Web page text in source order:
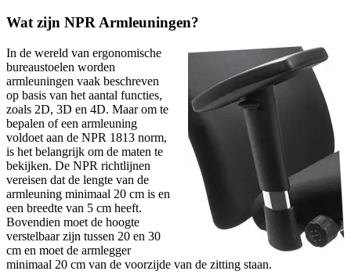
Wat zijn NPR Armleuningen?
In de wereld van ergonomische
bureaustoelen worden
armleuningen vaak beschreven
op basis van het aantal functies,
zoals 2D, 3D en 4D. Maar om te
bepalen of een armleuning
voldoet aan de NPR 1813 norm,
is het belangrijk om de maten te
bekijken. De NPR richtlijnen
vereisen dat de lengte van de
armleuning minimaal 20 cm is en
een breedte van 5 cm heeft.
Bovendien moet de hoogte
verstelbaar zijn tussen 20 en 30
cm en moet de armlegger
minimaal 20 cm van de voorzijde van de zitting staan.